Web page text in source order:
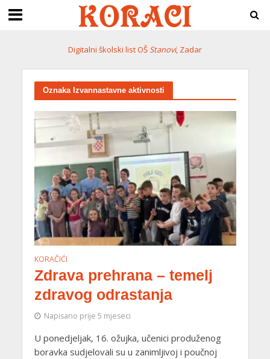
Digitalni školski list OŠStanovi, Zadar
Oznaka Izvannastavne aktivnosti
KORAČIĆI
Zdrava prehrana – temelj
zdravog odrastanja
Napisano prije 5 mjeseci
U ponedjeljak, 16. ožujka, učenici produženog
boravka sudjelovali su u zanimljivoj i poučnoj